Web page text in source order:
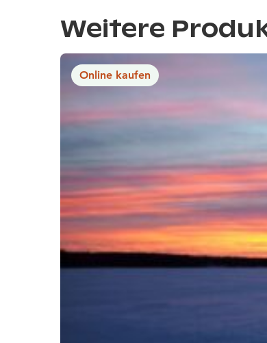
Weitere
Online kaufen